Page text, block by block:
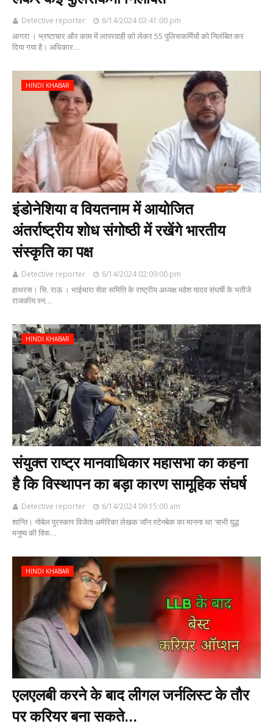
Detective reporter 6/14/2024 03:41:00 pm
आगरा । भ्रष्टाचार और काम में लापरवाही को लेकर 55 पुलिसकर्मियों को निलंबित कर
दिया गया है। अधिकार…
HINDI KHABAR
इंडोनेशिया व वियतनाम में आयोजित
अंतर्राष्ट्रीय शोध संगोष्ठी में रखेंगे भारतीय
संस्कृति का पक्ष
Detective reporter 6/14/2024 02:09:00 pm
हाथरस। सि. राऊ । भाईचारा सेवा समिति के राष्ट्रीय अध्यक्ष महेश यादव संघर्षी के भतीजे
राजकीय स्न…
HINDI KHABAR
संयुक्त राष्ट्र मानवाधिकार महासभा का कहना
है कि विस्थापन का बड़ा कारण सामूहिक संघर्ष
Detective reporter 6/14/2024 09:15:00 am
शान्ति। नोबेल पुरस्कार विजेता अमेरिका लेखक जॉन स्टेनबेक का मानना था 'सभी युद्ध
मनुष्य की विफ…
HINDI KHABAR
एलएलबी करने के बाद लीगल जर्नलिस्ट के तौर
पर करियर बना सकते...